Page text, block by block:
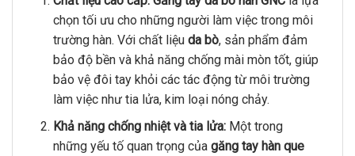
chọn tối ưu cho những người làm việc trong môi
trường hàn. Với chất liệu da bò, sản phẩm đảm
bảo độ bền và khả năng chống mài mòn tốt, giúp
bảo vệ đôi tay khỏi các tác động từ môi trường
làm việc như tia lửa, kim loại nóng chảy.
Khả năng chống nhiệt và tia lửa:Một trong
những yếu tố quan trọng của găng tay hàn que